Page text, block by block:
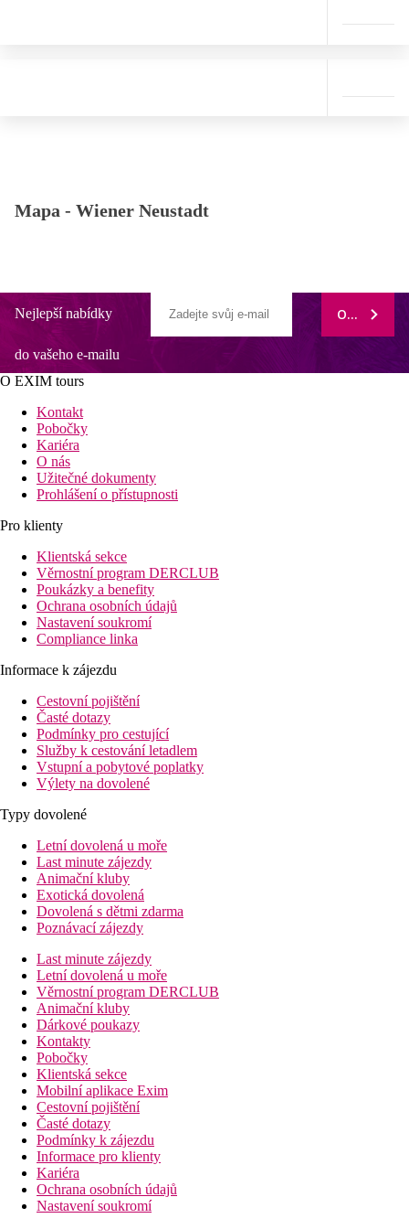
Mapa - Wiener Neustadt
Nejlepší nabídky
do vašeho e-mailu
ODEBÍRAT
O EXIM tours
Kontakt
Pobočky
Kariéra
O nás
Užitečné dokumenty
Prohlášení o přístupnosti
Pro klienty
Klientská sekce
Věrnostní program DERCLUB
Poukázky a benefity
Ochrana osobních údajů
Nastavení soukromí
Compliance linka
Informace k zájezdu
Cestovní pojištění
Časté dotazy
Podmínky pro cestující
Služby k cestování letadlem
Vstupní a pobytové poplatky
Výlety na dovolené
Typy dovolené
Letní dovolená u moře
Last minute zájezdy
Animační kluby
Exotická dovolená
Dovolená s dětmi zdarma
Poznávací zájezdy
Last minute zájezdy
Letní dovolená u moře
Věrnostní program DERCLUB
Animační kluby
Dárkové poukazy
Kontakty
Pobočky
Klientská sekce
Mobilní aplikace Exim
Cestovní pojištění
Časté dotazy
Podmínky k zájezdu
Informace pro klienty
Kariéra
Ochrana osobních údajů
Nastavení soukromí